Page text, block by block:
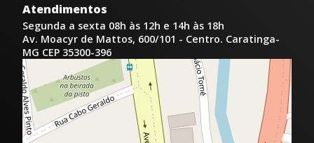
Atendimentos
Segunda a sexta 08h às 12h e 14h às 18h
Av. Moacyr de Mattos, 600/101 - Centro. Caratinga-
MG CEP 35300-396